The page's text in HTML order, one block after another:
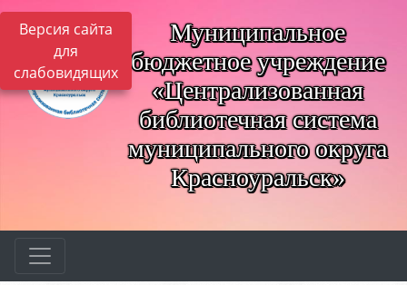
Версия сайта
для
слабовидящих
Муниципальное
бюджетное учреждение
«Централизованная
библиотечная система
муниципального округа
Красноуральск»